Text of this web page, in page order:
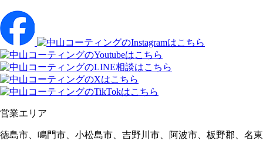
営業エリア
徳島市、鳴門市、小松島市、吉野川市、阿波市、板野郡、名東